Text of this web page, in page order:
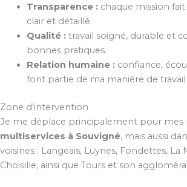
Transparence :chaque mission fait
clair et détaillé.
Qualité :travail soigné, durable et
bonnes pratiques.
Relation humaine :confiance,
font partie de ma manière de
Zone d’intervention
Je me déplace principalement pour mes
multiservices à Souvigné, mais aussi
voisines : Langeais, Luynes, Fondettes,
Choisille, ainsi que Tours et son